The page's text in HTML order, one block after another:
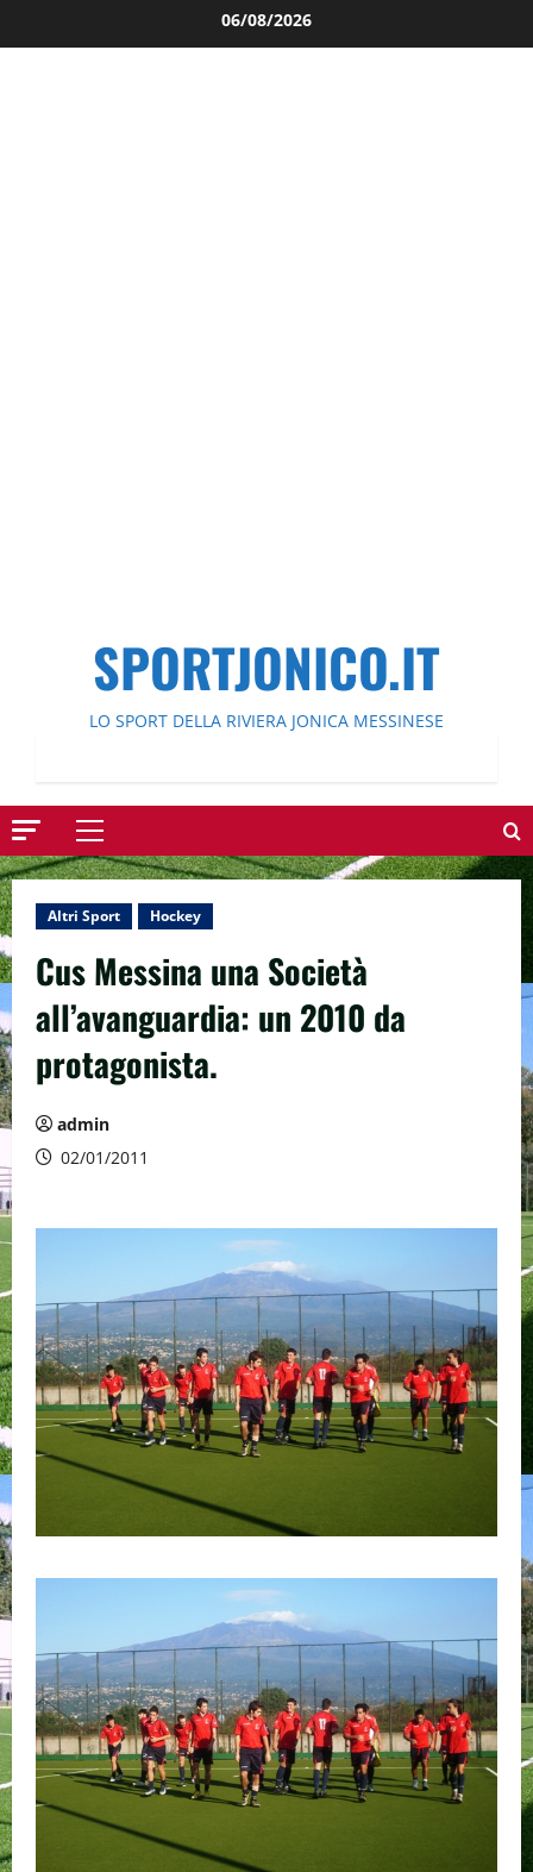
al
06/08/2026
SPORTJONICO.IT
LO SPORT DELLA RIVIERA JONICA MESSINESE
Menu
principale
Altri Sport Hockey
Cus Messina una Società
all’avanguardia: un 2010 da
protagonista.
admin
02/01/2011